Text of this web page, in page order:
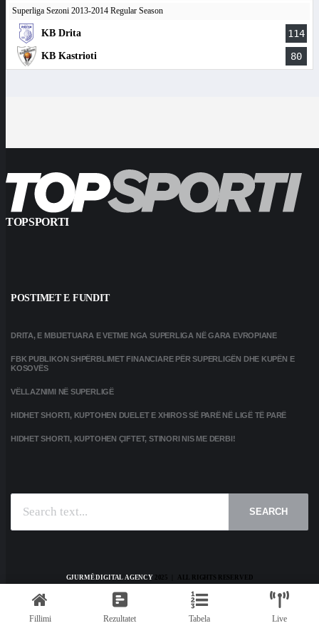
Superliga Sezoni 2013-2014 Regular Season
KB Drita 114
KB Kastrioti 80
TOPSPORTI
POSTIMET E FUNDIT
DRITA, E MBIJETUARA E VETME NGA SUPERLIGA NË GARA EVROPIANE
FBK PUBLIKON SHPËRBLIMET FINANCIARE PËR SUPERLIGËN DHE KUPËN E
KOSOVËS
VËLLAZNIMI NË SUPERLIGË
HIDHET SHORTI, KUPTOHEN DUELET E XHIROS SË PARË NË LIGË TË PARË
HIDHET SHORTI, KUPTOHEN ÇIFTET, STINORI NIS ME DERBI!
SEARCH
GJURMË DIGITAL AGENCY2025 | ALL RIGHTS RESERVED
TERMS AND CONDITIONS
Fillimi Rezultatet Tabela Live